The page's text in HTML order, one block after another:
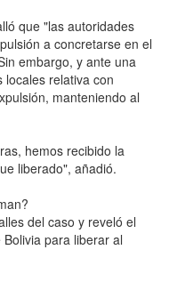
que "las autoridades
a concretarse en el
embargo, y ante una
relativa con
manteniendo al
hemos recibido la
liberado", añadió.
del caso y reveló el
para liberar al